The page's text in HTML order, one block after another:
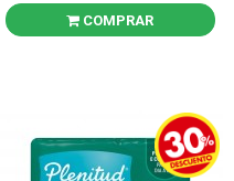
COMPRAR